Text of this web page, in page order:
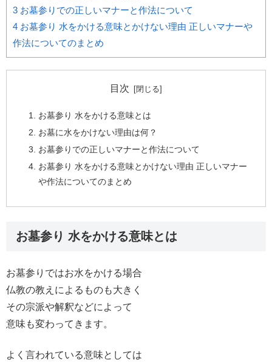
3 お墓参りでの正しいマナーと作法について
4 お墓参り 水をかける意味とかけない理由 正しいマナーや
作法についてのまとめ
目次
お墓参り 水をかける意味とは
お墓に水をかけない理由は何？
お墓参りでの正しいマナーと作法について
お墓参り 水をかける意味とかけない理由 正しいマナー
や作法についてのまとめ
お墓参り 水をかける意味とは
お墓参りではお水をかける場合
仏教の教えによるものも大きく
その宗派や解釈などによって
意味も変わってきます。
よく言われている意味としては